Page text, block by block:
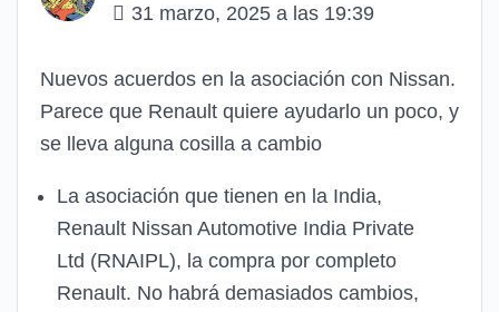
31 marzo, 2025 a las 19:39
Nuevos acuerdos en la asociación con Nissan.
Parece que Renault quiere ayudarlo un poco, y
se lleva alguna cosilla a cambio
La asociación que tienen en la India,
Renault Nissan Automotive India Private
Ltd (RNAIPL), la compra por completo
Renault. No habrá demasiados cambios,